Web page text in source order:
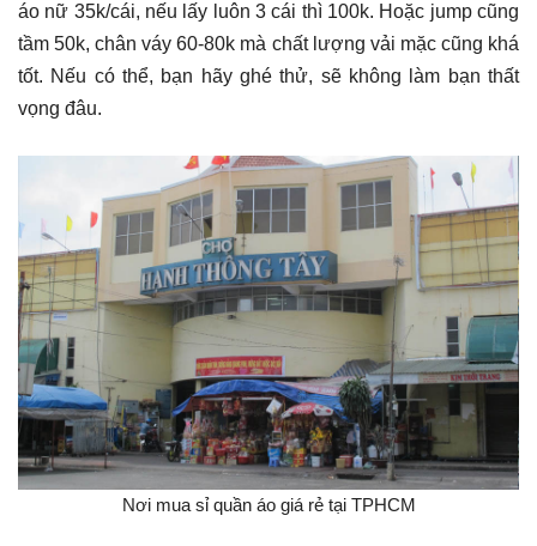
áo nữ 35k/cái, nếu lấy luôn 3 cái thì 100k. Hoặc jump cũng
tầm 50k, chân váy 60-80k mà chất lượng vải mặc cũng khá
tốt. Nếu có thể, bạn hãy ghé thử, sẽ không làm bạn thất
vọng đâu.
Nơi mua sỉ quần áo giá rẻ tại TPHCM